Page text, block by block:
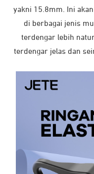
yakni 15.8mm. Ini
di berbagai jenis
terdengar lebih
terdengar jelas dan
Link WN727N
110.000
Detail